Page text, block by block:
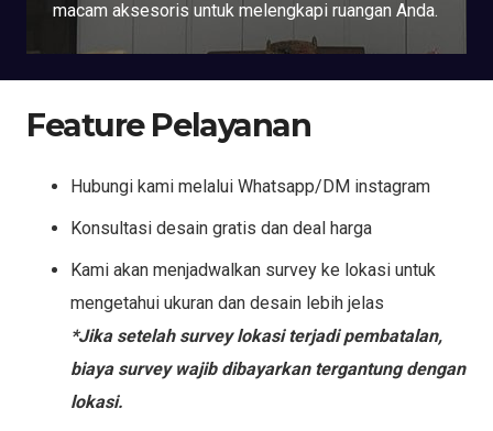
macam aksesoris untuk melengkapi ruangan Anda.
Feature Pelayanan
Hubungi kami melalui Whatsapp/DM instagram
Konsultasi desain gratis dan deal harga
Kami akan menjadwalkan survey ke lokasi untuk
mengetahui ukuran dan desain lebih jelas
*Jika setelah survey lokasi terjadi pembatalan,
biaya survey wajib dibayarkan tergantung dengan
lokasi.